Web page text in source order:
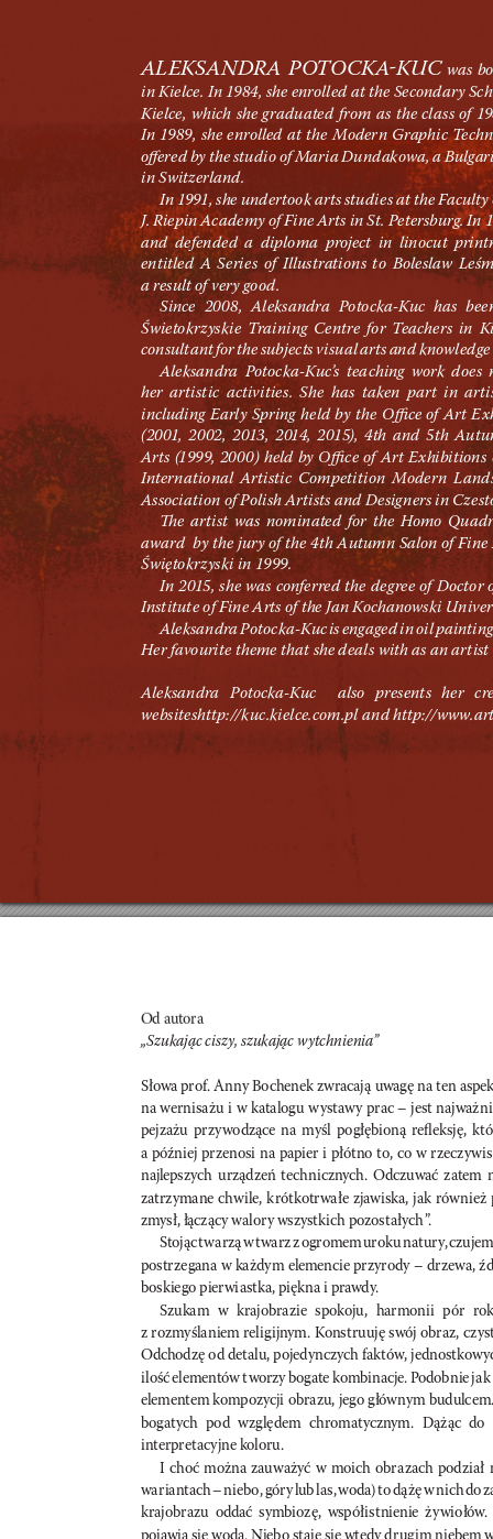
ALEKSANDRA POTOCKAKUC was
in Kielce. In 1984, she enrolled at the Secondary Sc
Kielce, which she graduated from as the class of 19
In 1989, she enrolled at the Modern Graphic Te
oﬀered by the studio of Maria Dundakowa, a
in Switzerland.
In 1991, she undertook arts studies at the
J.Riepin Academy of Fine Arts in St. Petersburg. In 1
and defended a diploma project in linocut print
entitled A Series of Illustrations to Boleslaw Le
aresult of very good.
Since 2008, Aleksandra Potocka-Kuc has be
Świetokrzyskie Training Centre for Teachers in
consultant for the subjects visual arts and knowle
Aleksandra Potocka-Kuc’s teaching work does
her artistic activities. She has taken part in arti
including Early Spring held by the Oﬃce of Art Ex
(2001, 2002, 2013, 2014, 2015), 4th and 5th
Arts (1999, 2000) held by Oﬃce of Art Exhibitions
International Artistic Competition Modern Land
Association of Polish Artists and Designers in Cze
e artist was nominated for the Homo Qu
award  by the jury of the 4th Autumn Salon of Fine
Świętokrzyski in 1999.
In 2015, she was conferred the degree of Doctor
Institute of Fine Arts of the Jan Kochanowski
Aleksandra Potocka-Kuc is engaged in oil
Her favourite theme that she deals with as an artist
Aleksandra Potocka-Kuc  also presents her c
websiteshttp://kuc.kielce.com.pl and http://www.
Od autora
„Szukając ciszy, szukając wytchnienia”
Słowa prof. Anny Bochenek zwracają uwagę na ten aspek
na wernisażu i w katalogu wystawy prac – jest najważn
pejzażu przywodzące na myśl pogłębioną reﬂeksję, k
a później przenosi na papier i płótno to, co w rzeczywi
najlepszych urządzeń technicznych. Odczuwać zatem
zatrzymane chwile, krótkotrwałe zjawiska, jak również
zmysł, łączący walory wszystkich pozostałych”.
Stojąc twarzą w twarz z ogromem uroku natury,
postrzegana w każdym elemencie przyrody – drzewa, źd
boskiego pierwiastka, piękna i prawdy.
Szukam w krajobrazie spokoju, harmonii pór
z rozmyślaniem religijnym. Konstruuję swój obraz, czys
Odchodzę od detalu, pojedynczych faktów, jednostkow
ilość elementów tworzy bogate kombinacje. Podobniejak
elementem kompozycji obrazu, jego głównym budulc
bogatych pod względem chromatycznym. Dążąc do
interpretacyjne koloru.
I choć można zauważyć w moich obrazach podział
wariantach – niebo, góry lub las, woda) to dążę w nich do
krajobrazu oddać symbiozę, współistnienie żywiołów.
pojawia się woda. Niebo staje się wtedy d rugim niebem